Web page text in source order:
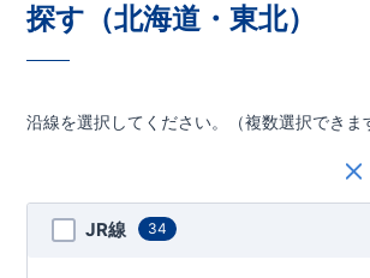
探す（北海道・東北）
沿線を選択してください。（複数選択できま
JR線 34